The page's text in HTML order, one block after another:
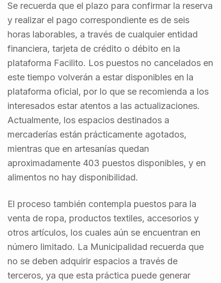
Se recuerda que el plazo para confirmar la reserva
y realizar el pago correspondiente es de seis
horas laborables, a través de cualquier entidad
financiera, tarjeta de crédito o débito en la
plataforma Facilito. Los puestos no cancelados en
este tiempo volverán a estar disponibles en la
plataforma oficial, por lo que se recomienda a los
interesados estar atentos a las actualizaciones.
Actualmente, los espacios destinados a
mercaderías están prácticamente agotados,
mientras que en artesanías quedan
aproximadamente 403 puestos disponibles, y en
alimentos no hay disponibilidad.
El proceso también contempla puestos para la
venta de ropa, productos textiles, accesorios y
otros artículos, los cuales aún se encuentran en
número limitado. La Municipalidad recuerda que
no se deben adquirir espacios a través de
terceros, ya que esta práctica puede generar